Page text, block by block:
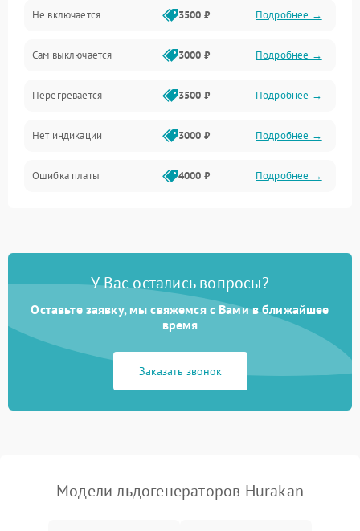
Не включается 3500 ₽ Подробнее →
Сам выключается 3000 ₽ Подробнее →
Перегревается 3500 ₽ Подробнее →
Нет индикации 3000 ₽ Подробнее →
Ошибка платы 4000 ₽ Подробнее →
У Вас остались вопросы?
Оставьте заявку, мы свяжемся с Вами в ближайшее
время
Заказать звонок
Модели льдогенераторов Hurakan